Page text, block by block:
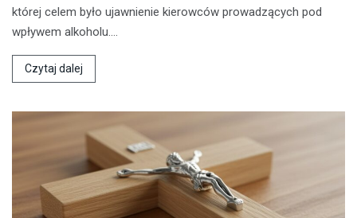
której celem było ujawnienie kierowców prowadzących pod
wpływem alkoholu.…
Czytaj dalej